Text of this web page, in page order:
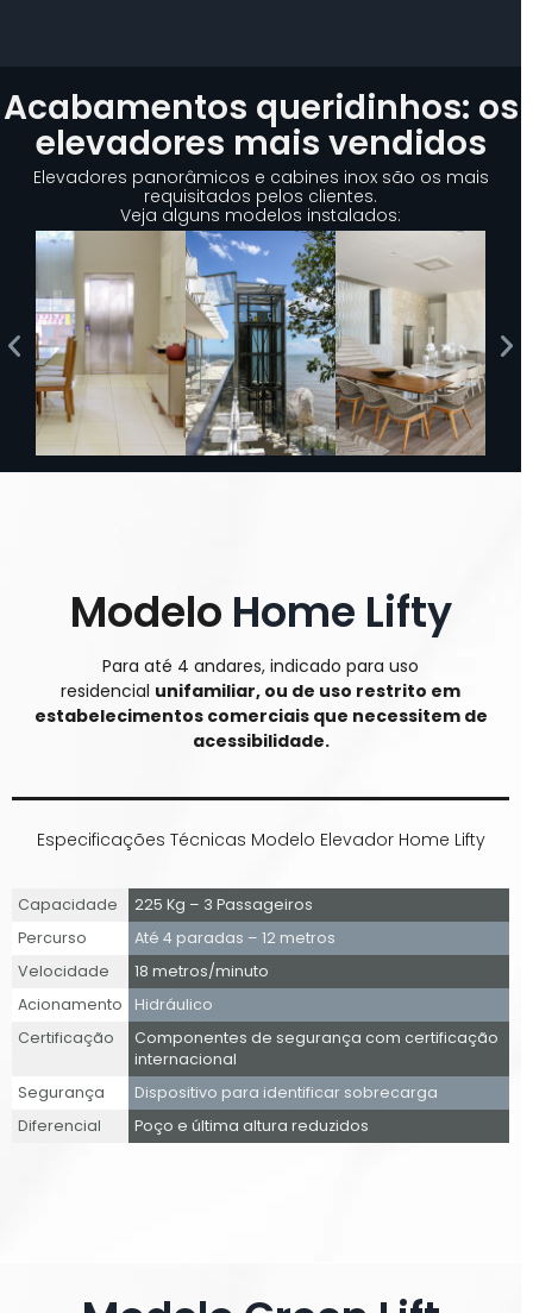
Acabamentos queridinhos: os
elevadores mais vendidos
Elevadores panorâmicos e cabines inox são os mais
requisitados pelos clientes.
Veja alguns modelos instalados:
Modelo Home Lifty
Para até 4 andares, indicado para uso
residencial unifamiliar, ou de uso restrito em
estabelecimentos comerciais que necessitem de
acessibilidade.
Especificações Técnicas Modelo Elevador Home Lifty
Capacidade
225 Kg – 3 Passageiros
Percurso
Até 4 paradas – 12 metros
Velocidade
18 metros/minuto
Acionamento
Hidráulico
Certificação
Componentes de segurança com certificação
internacional
Segurança
Dispositivo para identificar sobrecarga
Diferencial
Poço e última altura reduzidos